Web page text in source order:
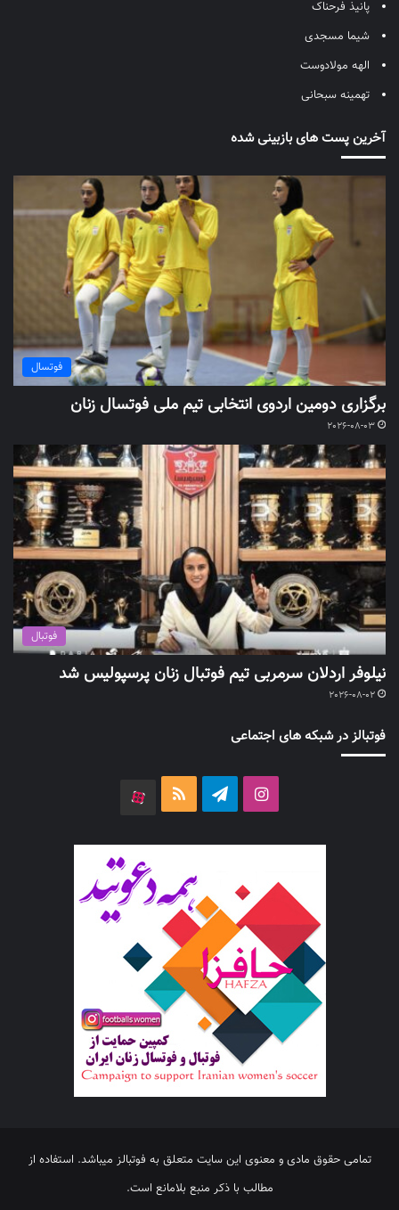
پانیذ فرحناک
شیما مسجدی
الهه مولادوست
تهمینه سبحانی
آخرین پست های بازبینی شده
فوتسال
برگزاری دومین اردوی انتخابی تیم ملی فوتسال زنان
2026-08-03
فوتبال
نیلوفر اردلان سرمربی تیم فوتبال زنان پرسپولیس شد
2026-08-02
فوتبالز در شبکه های اجتماعی
اینستاگرامتلگرام خوراک
تمامی حقوق مادی و معنوی این سایت متعلق به فوتبالز میباشد. استفاده از
مطالب با ذکر منبع بلامانع است.